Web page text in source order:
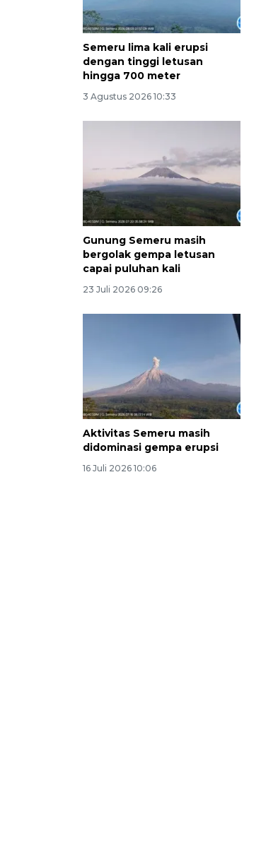
Semeru lima kali erupsi
dengan tinggi letusan
hingga 700 meter
3 Agustus 2026 10:33
Gunung Semeru masih
bergolak gempa letusan
capai puluhan kali
23 Juli 2026 09:26
Aktivitas Semeru masih
didominasi gempa erupsi
16 Juli 2026 10:06